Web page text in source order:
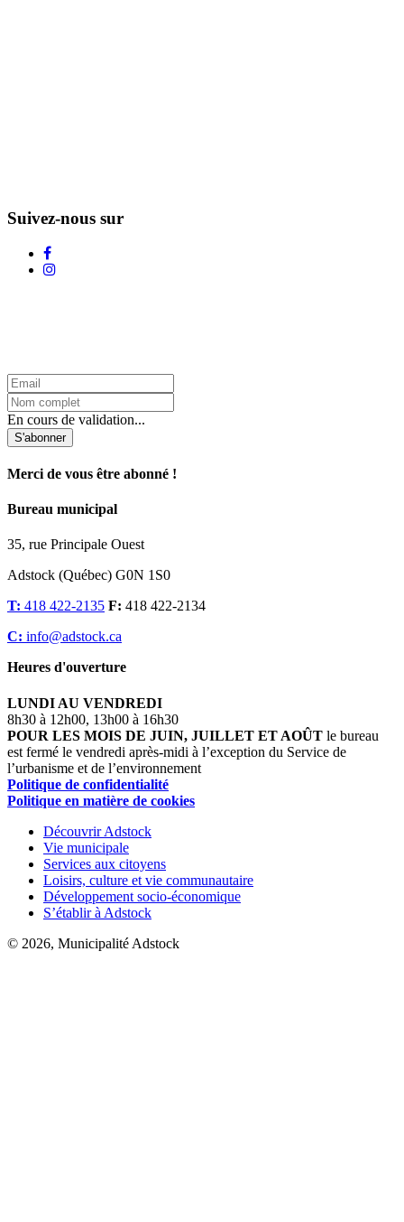
Suivez-nous sur
En cours de validation...
S'abonner
Merci de vous être abonné !
Bureau municipal
35, rue Principale Ouest
Adstock (Québec) G0N 1S0
T: 418 422-2135 F: 418 422-2134
C: info@adstock.ca
Heures d'ouverture
LUNDI AU VENDREDI
8h30 à 12h00, 13h00 à 16h30
POUR LES MOIS DE JUIN, JUILLET ET AOÛT le bureau
est fermé le vendredi après-midi à l’exception du Service de
l’urbanisme et de l’environnement
Politique de confidentialité
Politique en matière de cookies
Découvrir Adstock
Vie municipale
Services aux citoyens
Loisirs, culture et vie communautaire
Développement socio-économique
S’établir à Adstock
© 2026, Municipalité Adstock